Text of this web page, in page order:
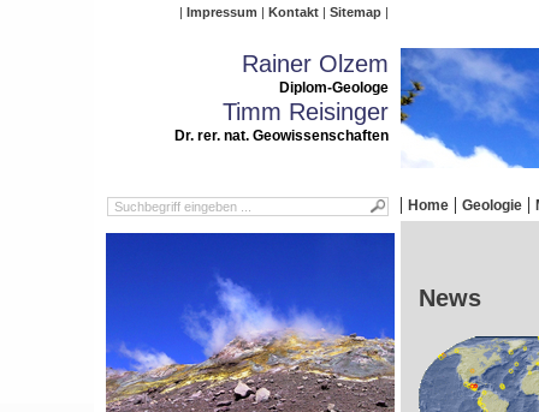
Impressum Kontakt Sitemap
Rainer Olzem
Diplom-Geologe
Timm Reisinger
Dr. rer. nat. Geowissenschaften
Home Geologie
News